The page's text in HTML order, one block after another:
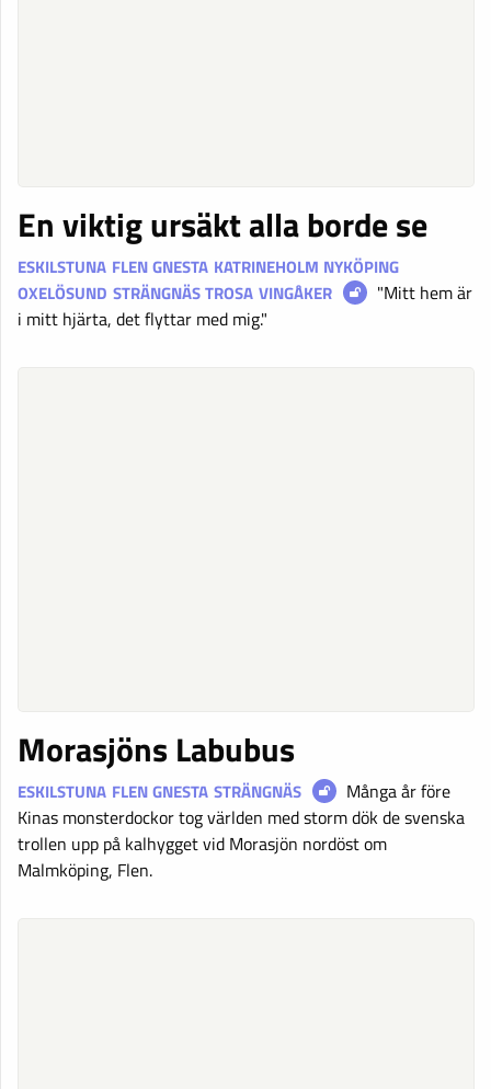
En viktig ursäkt alla borde se
ESKILSTUNA FLENGNESTA KATRINEHOLM NYKÖPING
OXELÖSUND STRÄNGNÄSTROSA VINGÅKER
"Mitt hem är
i mitt hjärta, det flyttar med mig."
Morasjöns Labubus
ESKILSTUNA FLENGNESTA STRÄNGNÄS
Många år före
Kinas monsterdockor tog världen med storm dök de svenska
trollen upp på kalhygget vid Morasjön nordöst om
Malmköping, Flen.